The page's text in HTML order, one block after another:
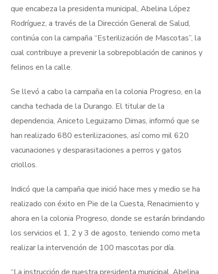
que encabeza la presidenta municipal, Abelina López
Rodríguez, a través de la Dirección General de Salud,
continúa con la campaña “Esterilización de Mascotas”, la
cual contribuye a prevenir la sobrepoblación de caninos y
felinos en la calle.
Se llevó a cabo la campaña en la colonia Progreso, en la
cancha techada de la Durango. El titular de la
dependencia, Aniceto Leguizamo Dimas, informó que se
han realizado 680 esterilizaciones, así como mil 620
vacunaciones y desparasitaciones a perros y gatos
criollos.
Indicó que la campaña que inició hace mes y medio se ha
realizado con éxito en Pie de la Cuesta, Renacimiento y
ahora en la colonia Progreso, donde se estarán brindando
los servicios el 1, 2 y 3 de agosto, teniendo como meta
realizar la intervención de 100 mascotas por día.